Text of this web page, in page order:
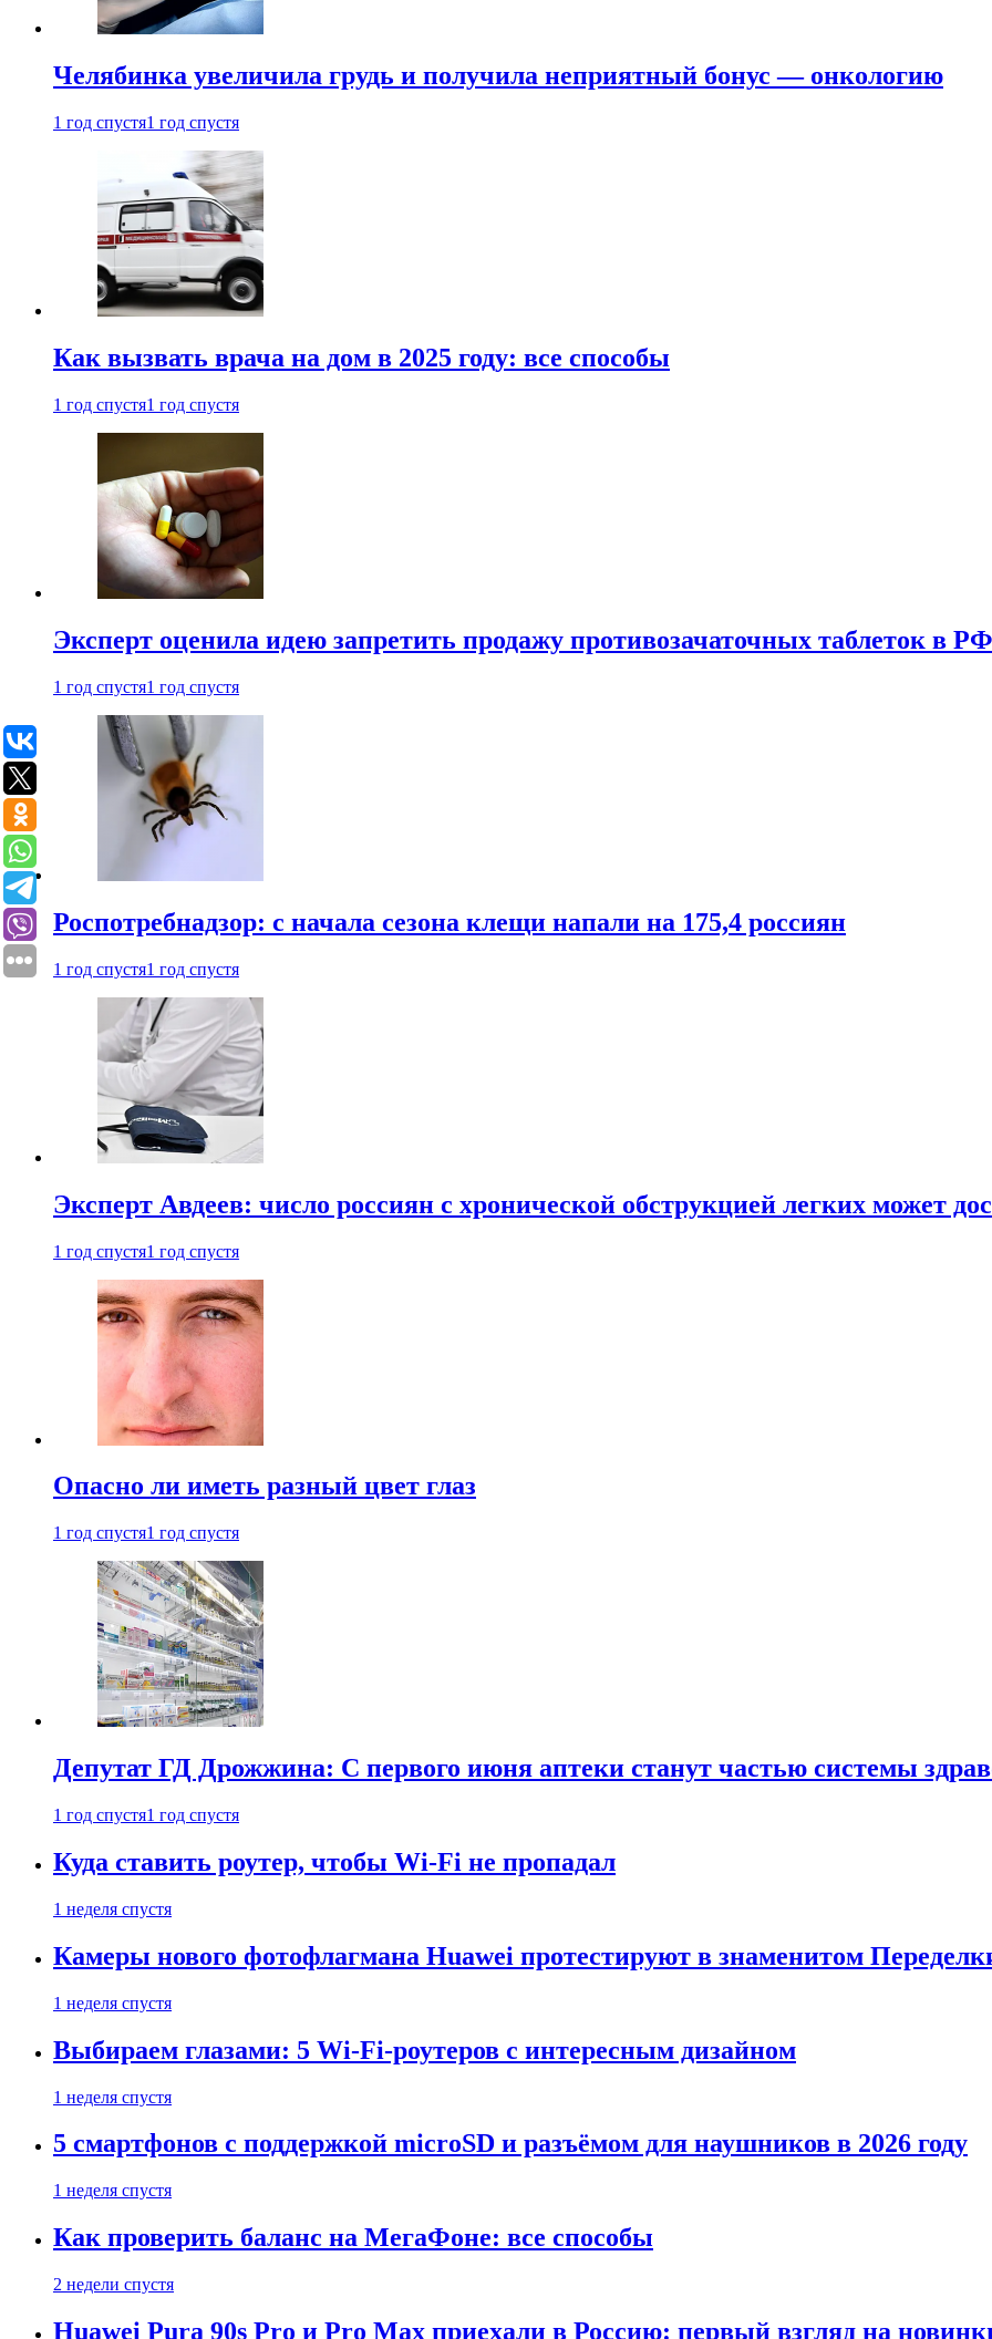
Челябинка увеличила грудь и получила неприятный бонус — онкологию
1 год спустя1 год спустя
Как вызвать врача на дом в 2025 году: все способы
1 год спустя1 год спустя
Эксперт оценила идею запретить продажу противозачаточных таблеток в РФ
1 год спустя1 год спустя
Роспотребнадзор: с начала сезона клещи напали на 175,4 россиян
1 год спустя1 год спустя
Эксперт Авдеев: число россиян с хронической обструкцией легких может
1 год спустя1 год спустя
Опасно ли иметь разный цвет глаз
1 год спустя1 год спустя
Депутат ГД Дрожжина: С первого июня аптеки станут частью системы
1 год спустя1 год спустя
Куда ставить роутер, чтобы Wi-Fi не пропадал
1 неделя спустя
Камеры нового фотофлагмана Huawei протестируют в знаменитом
1 неделя спустя
Выбираем глазами: 5 Wi-Fi-роутеров с интересным дизайном
1 неделя спустя
5 смартфонов с поддержкой microSD и разъёмом для наушников в 2026 году
1 неделя спустя
Как проверить баланс на МегаФоне: все способы
2 недели спустя
Huawei Pura 90s Pro и Pro Max приехали в Россию: первый взгляд на